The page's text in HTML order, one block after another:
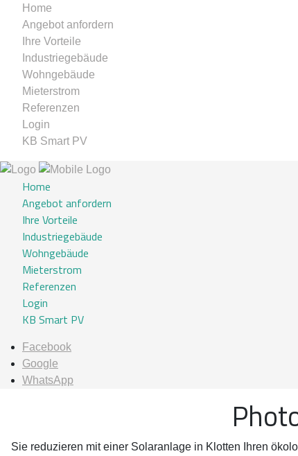
Home
Angebot anfordern
Ihre Vorteile
Industriegebäude
Wohngebäude
Mieterstrom
Referenzen
Login
KB Smart PV
Home
Angebot anfordern
Ihre Vorteile
Industriegebäude
Wohngebäude
Mieterstrom
Referenzen
Login
KB Smart PV
Facebook
Google
WhatsApp
Sie reduzieren mit einer Solaranlage in Klotten Ihren